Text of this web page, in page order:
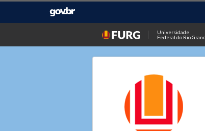
Universidade
Federal do Rio